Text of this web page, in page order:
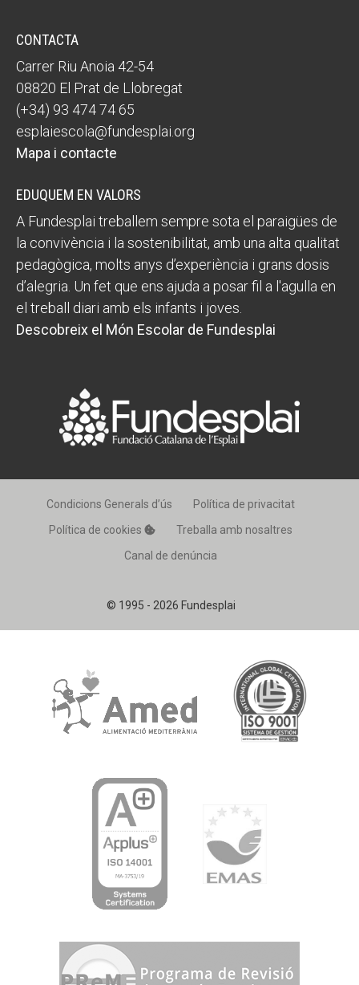
CONTACTA
Carrer Riu Anoia 42-54
08820 El Prat de Llobregat
(+34) 93 474 74 65
esplaiescola@fundesplai.org
Mapa i contacte
EDUQUEM EN VALORS
A Fundesplai treballem sempre sota el paraigües de
la convivència i la sostenibilitat, amb una alta qualitat
pedagògica, molts anys d’experiència i grans dosis
d’alegria. Un fet que ens ajuda a posar fil a l'agulla en
el treball diari amb els infants i joves.
Descobreix el Món Escolar de Fundesplai
© 1995 - 2026 Fundesplai
Condicions Generals d’ús
Política de privacitat
Política de cookies
Treballa amb nosaltres
Canal de denúncia